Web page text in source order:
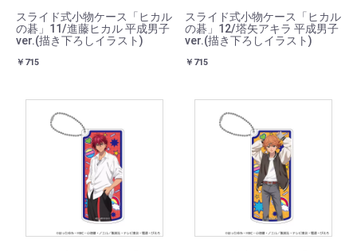
スライド式小物ケース「ヒカル
の碁」11/進藤ヒカル 平成男子
ver.(描き下ろしイラスト)
￥715
スライド式小物ケース「ヒカル
の碁」12/塔矢アキラ 平成男子
ver.(描き下ろしイラスト)
￥715